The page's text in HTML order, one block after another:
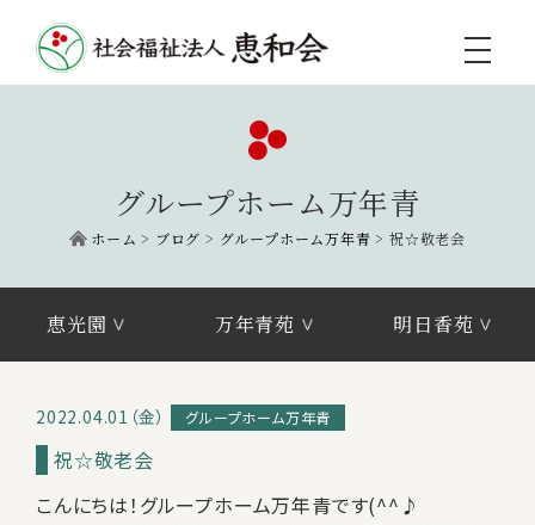
toggle
グループホーム万年青
ホーム > ブログ > グループホーム万年青 >祝☆敬老会
恵光園 万年青苑 明日香苑
2022.04.01（金） グループホーム万年青
祝☆敬老会
こんにちは！グループホーム万年青です(^^♪